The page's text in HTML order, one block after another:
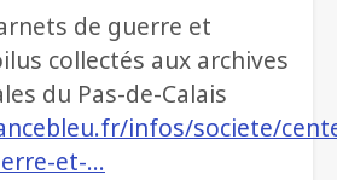
de guerre et
collectés aux archives
du Pas-de-Calais
infos/societe/
et-…